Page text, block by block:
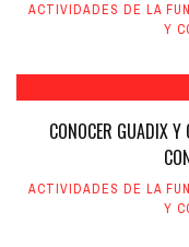
ACTIVIDADES DE LA
Y
CONOCER GUADIX
ACTIVIDADES DE LA
Y